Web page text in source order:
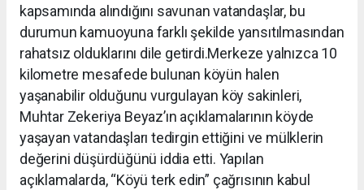
kapsamında alındığını savunan vatandaşlar, bu
durumun kamuoyuna farklı şekilde yansıtılmasından
rahatsız olduklarını dile getirdi.Merkeze yalnızca 10
kilometre mesafede bulunan köyün halen
yaşanabilir olduğunu vurgulayan köy sakinleri,
Muhtar Zekeriya Beyaz’ın açıklamalarının köyde
yaşayan vatandaşları tedirgin ettiğini ve mülklerin
değerini düşürdüğünü iddia etti. Yapılan
açıklamalarda, “Köyü terk edin” çağrısının kabul